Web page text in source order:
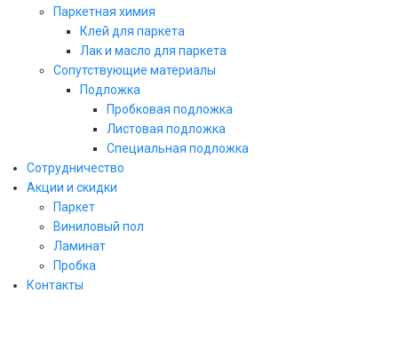
Паркетная химия
Клей для паркета
Лак и масло для паркета
Сопутствующие материалы
Подложка
Пробковая подложка
Листовая подложка
Специальная подложка
Сотрудничество
Акции и скидки
Паркет
Виниловый пол
Ламинат
Пробка
Контакты
заполните форму и мы свяжемся с Вами